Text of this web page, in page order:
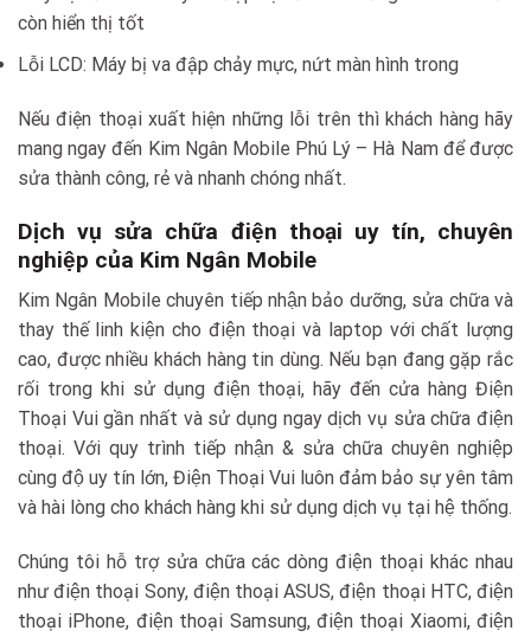
còn hiển thị tốt
Lỗi LCD: Máy bị va đập chảy mực, nứt màn hình trong
Nếu điện thoại xuất hiện những lỗi trên thì khách hàng hãy
mang ngay đến Kim Ngân Mobile Phú Lý – Hà Nam để được
sửa thành công, rẻ và nhanh chóng nhất.
Dịch vụ sửa chữa điện thoại uy tín, chuyên
nghiệp của Kim Ngân Mobile
Kim Ngân Mobile chuyên tiếp nhận bảo dưỡng, sửa chữa và
thay thế linh kiện cho điện thoại và laptop với chất lượng
cao, được nhiều khách hàng tin dùng. Nếu bạn đang gặp rắc
rối trong khi sử dụng điện thoại, hãy đến cửa hàng Điện
Thoại Vui gần nhất và sử dụng ngay dịch vụ sửa chữa điện
thoại. Với quy trình tiếp nhận & sửa chữa chuyên nghiệp
cùng độ uy tín lớn, Điện Thoại Vui luôn đảm bảo sự yên tâm
và hài lòng cho khách hàng khi sử dụng dịch vụ tại hệ thống.
Chúng tôi hỗ trợ sửa chữa các dòng điện thoại khác nhau
như điện thoại Sony, điện thoại ASUS, điện thoại HTC, điện
thoại iPhone, điện thoại Samsung, điện thoại Xiaomi, điện